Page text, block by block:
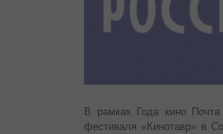
В рамках Года кино Почта
фестиваля «Кинотавр» в